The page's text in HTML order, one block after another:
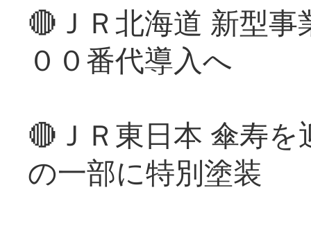
🔴ＪＲ北海道 新型
００番代導入へ
🔴ＪＲ東日本 傘寿
の一部に特別塗装